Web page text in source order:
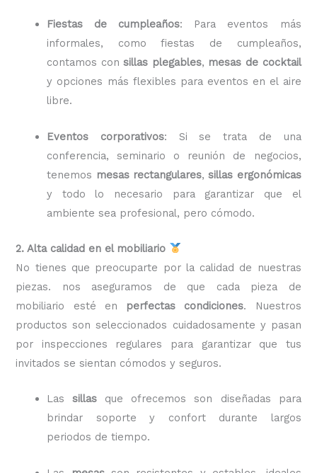
Fiestas de cumpleaños: Para eventos más
informales, como fiestas de cumpleaños,
contamos consillas plegables, mesas de cocktail
y opciones más flexibles para eventos en el aire
libre.
Eventos corporativos: Si se trata de una
conferencia, seminario o reunión de negocios,
tenemos mesas rectangulares,sillas ergonómicas
y todo lo necesario para garantizar que el
ambiente sea profesional, pero cómodo.
2. Alta calidad en el mobiliario
No tienes que preocuparte por la calidad de nuestras
piezas. nos aseguramos de que cada pieza de
mobiliario esté en
perfectas condiciones. Nuestros
productos son seleccionados cuidadosamente y pasan
por inspecciones regulares para garantizar que tus
invitados se sientan cómodos y seguros.
Lassillas que ofrecemos son diseñadas para
brindar soporte y confort durante largos
periodos de tiempo.